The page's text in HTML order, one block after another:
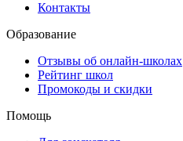
Контакты
Образование
Отзывы об онлайн-школах
Рейтинг школ
Промокоды и скидки
Помощь